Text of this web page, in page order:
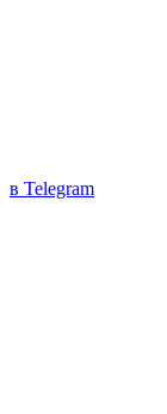
в Telegram